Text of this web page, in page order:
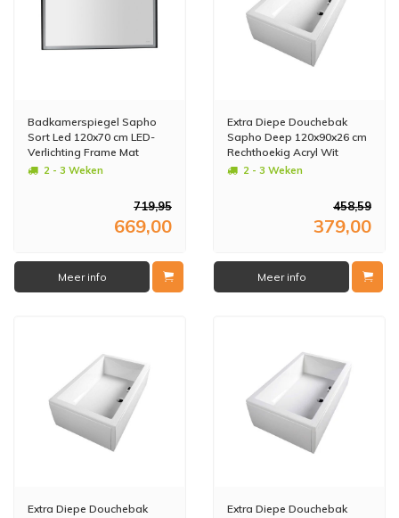
Badkamerspiegel Sapho
Sort Led 120x70 cm LED-
Verlichting Frame Mat
Zwart2 - 3 Weken
719,95
669,00
Meer info
Extra Diepe Douchebak
Sapho Deep 120x90x26 cm
Rechthoekig Acryl Wit
2 - 3 Weken
458,59
379,00
Meer info
Extra Diepe Douchebak
Extra Diepe Douchebak